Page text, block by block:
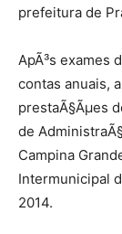
prefeitura de
ApÃ³s exames
contas anuais,
prestaÃ§Ãµes
de
Campina
Intermunicipal
2014.